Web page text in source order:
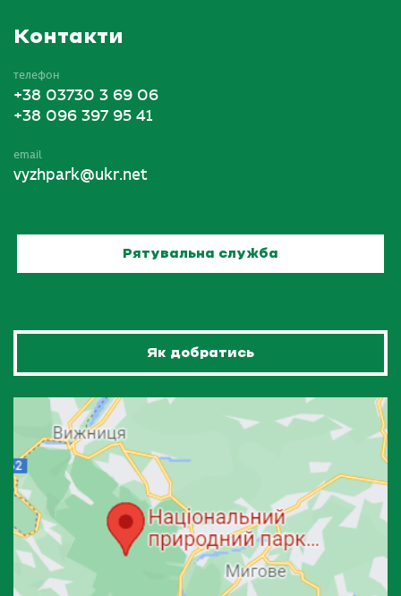
Контакти
телефон
+38 03730 3 69 06
+38 096 397 95 41
email
vyzhpark@ukr.net
Рятувальна служба
Як добратись